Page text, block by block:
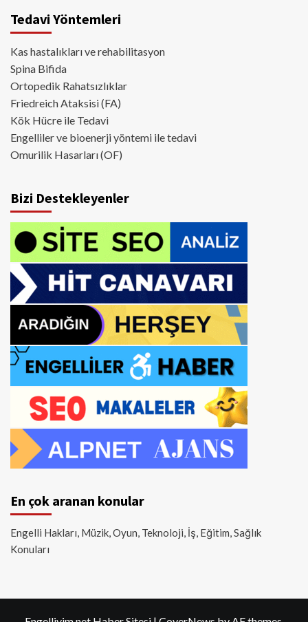
Tedavi Yöntemleri
Kas hastalıkları ve rehabilitasyon
Spina Bifida
Ortopedik Rahatsızlıklar
Friedreich Ataksisi (FA)
Kök Hücre ile Tedavi
Engelliler ve bioenerji yöntemi ile tedavi
Omurilik Hasarları (OF)
Bizi Destekleyenler
En çok aranan konular
Engelli Hakları, Müzik, Oyun, Teknoloji, İş, Eğitim, Sağlık
Konuları